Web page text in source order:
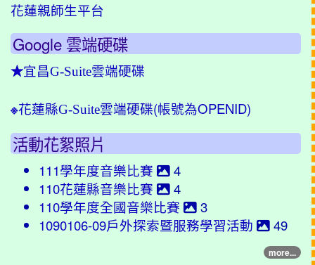
花蓮親師生平台
Google 雲端硬碟
★宜昌G-Suite雲端硬碟
※花蓮縣G-Suite雲端硬碟(帳號為OPENID)
活動花絮照片
111學年度音樂比賽
4
110花蓮縣音樂比賽
4
110學年度全國音樂比賽
3
1090106-09戶外探索暨服務學習活動
49
more...